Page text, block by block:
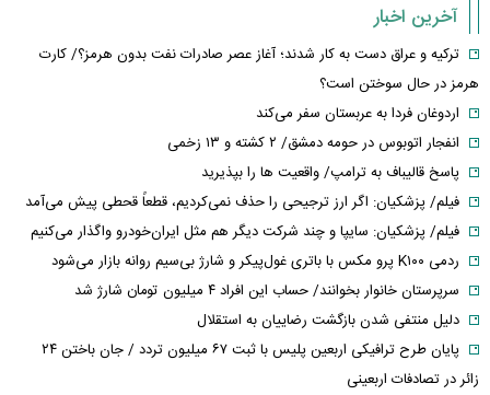
آخرین اخبار
ترکیه و عراق دست به کار شدند؛ آغاز عصر صادرات نفت بدون هرمز؟/ کارت
هرمز در حال سوختن است؟
اردوغان فردا به عربستان سفر می‌کند
انفجار اتوبوس در حومه دمشق/ ۲ کشته و ۱۳ زخمی
پاسخ قالیباف به ترامپ/ واقعیت ها را بپذیرید
فیلم/ پزشکیان: اگر ارز ترجیحی را حذف نمی‌کردیم، قطعاً قحطی پیش می‌آمد
فیلم/ پزشکیان: سایپا و چند شرکت دیگر هم مثل ایران‌خودرو واگذار می‌کنیم
ردمی K۱۰۰ پرو مکس با باتری غول‌پیکر و شارژ بی‌سیم روانه بازار می‌شود
سرپرستان خانوار بخوانند/ حساب این افراد ۴ میلیون تومان شارژ شد
دلیل منتفی شدن بازگشت رضاییان به استقلال
پایان طرح ترافیکی اربعین پلیس با ثبت ۶۷ میلیون تردد / جان باختن ۲۴
زائر در تصادفات اربعینی